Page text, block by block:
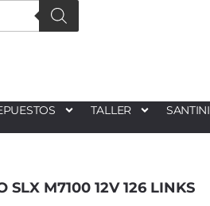
TALLER SANTINI
SLX M7100 12V 126 LINKS